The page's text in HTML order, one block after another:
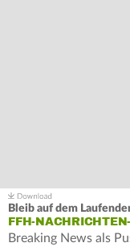
Bleib auf dem
FFH-
Breaking News als